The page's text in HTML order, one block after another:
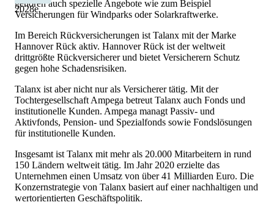
2028e
gehören auch spezielle Angebote wie zum Beispiel
Versicherungen für Windparks oder Solarkraftwerke.
Im Bereich Rückversicherungen ist Talanx mit der Marke
Hannover Rück aktiv. Hannover Rück ist der weltweit
drittgrößte Rückversicherer und bietet Versicherern Schutz
gegen hohe Schadensrisiken.
Talanx ist aber nicht nur als Versicherer tätig. Mit der
Tochtergesellschaft Ampega betreut Talanx auch Fonds und
institutionelle Kunden. Ampega managt Passiv- und
Aktivfonds, Pension- und Spezialfonds sowie Fondslösungen
für institutionelle Kunden.
Insgesamt ist Talanx mit mehr als 20.000 Mitarbeitern in rund
150 Ländern weltweit tätig. Im Jahr 2020 erzielte das
Unternehmen einen Umsatz von über 41 Milliarden Euro. Die
Konzernstrategie von Talanx basiert auf einer nachhaltigen und
wertorientierten Geschäftspolitik.